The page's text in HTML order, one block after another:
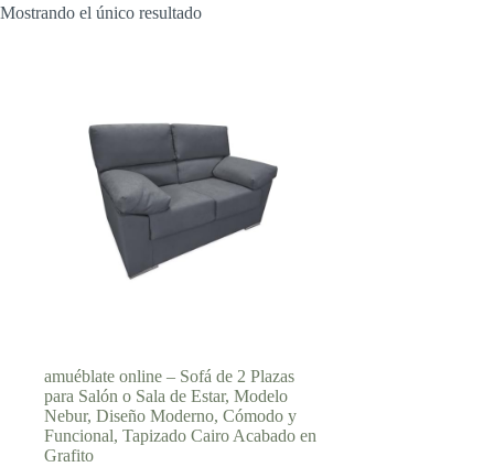
Mostrando el único resultado
amuéblate online – Sofá de 2 Plazas
para Salón o Sala de Estar, Modelo
Nebur, Diseño Moderno, Cómodo y
Funcional, Tapizado Cairo Acabado en
Grafito